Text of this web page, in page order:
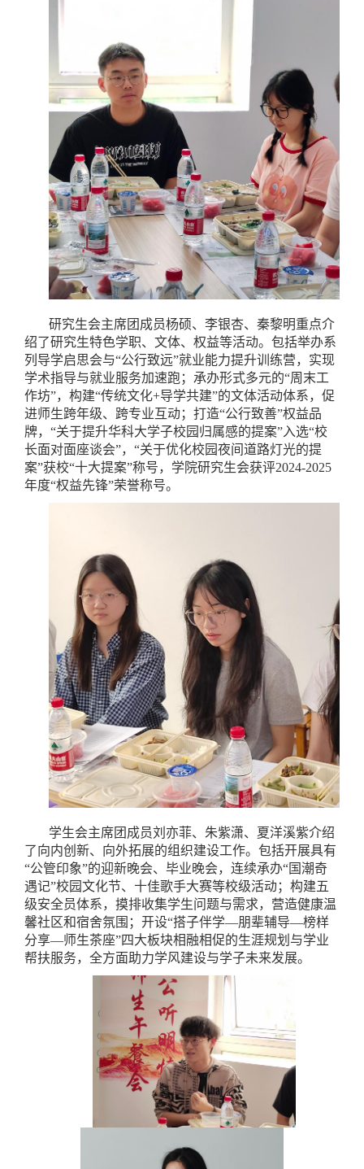
研究生会主席团成员杨硕、李银杏、秦黎明重点介
绍了研究生特色学职、文体、权益等活动。包括举办系
列导学启思会与“公行致远”就业能力提升训练营，实现
学术指导与就业服务加速跑；承办形式多元的“周末工
作坊”，构建“传统文化+导学共建”的文体活动体系，促
进师生跨年级、跨专业互动；打造“公行致善”权益品
牌，“关于提升华科大学子校园归属感的提案”入选“校
长面对面座谈会”，“关于优化校园夜间道路灯光的提
案”获校“十大提案”称号，学院研究生会获评2024-2025
年度“权益先锋”荣誉称号。
学生会主席团成员刘亦菲、朱紫潇、夏洋溪紫介绍
了向内创新、向外拓展的组织建设工作。包括开展具有
“公管印象”的迎新晚会、毕业晚会，连续承办“国潮奇
遇记”校园文化节、十佳歌手大赛等校级活动；构建五
级安全员体系，摸排收集学生问题与需求，营造健康温
馨社区和宿舍氛围；开设“搭子伴学—朋辈辅导—榜样
分享—师生茶座”四大板块相融相促的生涯规划与学业
帮扶服务，全方面助力学风建设与学子未来发展。